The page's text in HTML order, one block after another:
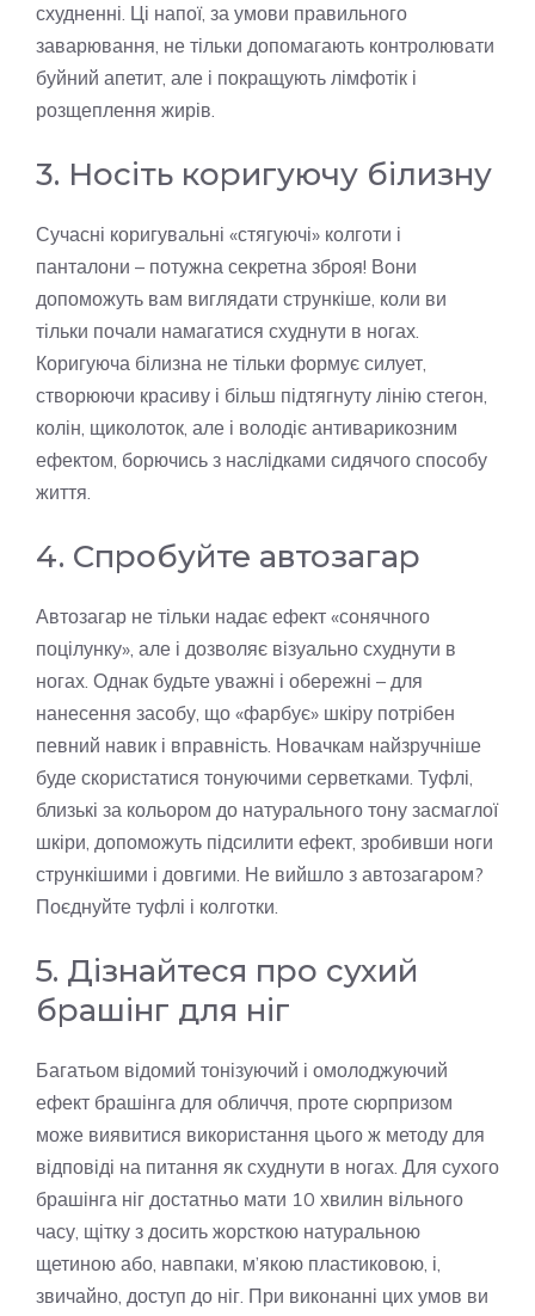
схудненні. Ці напої, за умови правильного
заварювання, не тільки допомагають контролювати
буйний апетит, але і покращують лімфотік і
розщеплення жирів.
3. Носіть коригуючу білизну
Сучасні коригувальні «стягуючі» колготи і
панталони – потужна секретна зброя! Вони
допоможуть вам виглядати стрункіше, коли ви
тільки почали намагатися схуднути в ногах.
Коригуюча білизна не тільки формує силует,
створюючи красиву і більш підтягнуту лінію стегон,
колін, щиколоток, але і володіє антиварикозним
ефектом, борючись з наслідками сидячого способу
життя.
4. Спробуйте автозагар
Автозагар не тільки надає ефект «сонячного
поцілунку», але і дозволяє візуально схуднути в
ногах. Однак будьте уважні і обережні – для
нанесення засобу, що «фарбує» шкіру потрібен
певний навик і вправність. Новачкам найзручніше
буде скористатися тонуючими серветками. Туфлі,
близькі за кольором до натурального тону засмаглої
шкіри, допоможуть підсилити ефект, зробивши ноги
стрункішими і довгими. Не вийшло з автозагаром?
Поєднуйте туфлі і колготки.
5. Дізнайтеся про сухий
брашінг для ніг
Багатьом відомий тонізуючий і омолоджуючий
ефект брашінга для обличчя, проте сюрпризом
може виявитися використання цього ж методу для
відповіді на питання як схуднути в ногах. Для сухого
брашінга ніг достатньо мати 10 хвилин вільного
часу, щітку з досить жорсткою натуральною
щетиною або, навпаки, м’якою пластиковою, і,
звичайно, доступ до ніг. При виконанні цих умов ви